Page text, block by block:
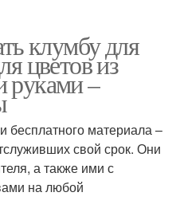
клумбу для
цветов из
руками –
бесплатного материала –
свой срок. Они
а также ими с
на любой